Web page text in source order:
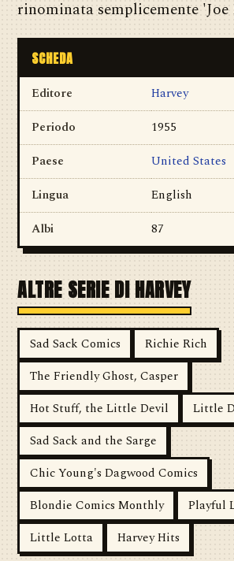
rinominata semplicemente 'Joe
SCHEDA
Editore
Harvey
Periodo
1955
Paese
United States
Lingua
English
Albi
87
ALTRE SERIE DI HARVEY
Sad Sack Comics
Richie Rich
The Friendly Ghost, Casper
Hot Stuff, the Little Devil
Little
Sad Sack and the Sarge
Chic Young's Dagwood Comics
Blondie Comics Monthly
Playful
Little Lotta
Harvey Hits